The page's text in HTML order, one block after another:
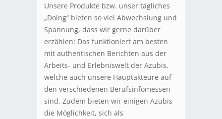
Unsere Produkte bzw. unser tägliches
„Doing“ bieten so viel Abwechslung und
Spannung, dass wir gerne darüber
erzählen: Das funktioniert am besten
mit authentischen Berichten aus der
Arbeits- und Erlebniswelt der Azubis,
welche auch unsere Hauptakteure auf
den verschiedenen Berufsinfomessen
sind. Zudem bieten wir einigen Azubis
die Möglichkeit, sich als